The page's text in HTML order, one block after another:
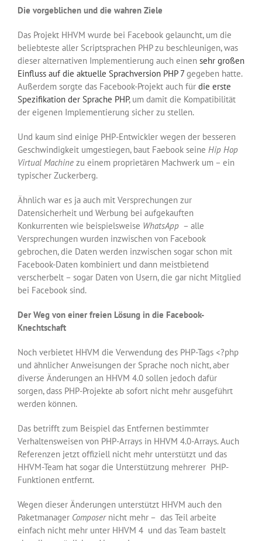
Die vorgeblichen und die wahren Ziele
Das Projekt HHVM wurde bei Facebook gelauncht, um die
beliebteste aller Scriptsprachen PHP zu beschleunigen, was
dieser alternativen Implementierung auch einen sehr großen
Einfluss auf die aktuelle Sprachversion PHP 7 gegeben hatte.
Außerdem sorgte das Facebook-Projekt auch für die erste
Spezifikation der Sprache PHP, um damit die Kompatibilität
der eigenen Implementierung sicher zu stellen.
Und kaum sind einige PHP-Entwickler wegen der besseren
Geschwindigkeit umgestiegen, baut Faebook seine Hip Hop
Virtual Machine zu einem proprietären Machwerk um – ein
typischer Zuckerberg.
Ähnlich war es ja auch mit Versprechungen zur
Datensicherheit und Werbung bei aufgekauften
Konkurrenten wie beispielsweise WhatsApp – alle
Versprechungen wurden inzwischen von Facebook
gebrochen, die Daten werden inzwischen sogar schon mit
Facebook-Daten kombiniert und dann meistbietend
verscherbelt – sogar Daten von Usern, die gar nicht Mitglied
bei Facebook sind.
Der Weg von einer freien Lösung in die Facebook-
Knechtschaft
Noch verbietet HHVM die Verwendung des PHP-Tags <?php
und ähnlicher Anweisungen der Sprache noch nicht, aber
diverse Änderungen an HHVM 4.0 sollen jedoch dafür
sorgen, dass PHP-Projekte ab sofort nicht mehr ausgeführt
werden können.
Das betrifft zum Beispiel das Entfernen bestimmter
Verhaltensweisen von PHP-Arrays in HHVM 4.0-Arrays. Auch
Referenzen jetzt offiziell nicht mehr unterstützt und das
HHVM-Team hat sogar die Unterstützung mehrerer PHP-
Funktionen entfernt.
Wegen dieser Änderungen unterstützt HHVM auch den
Paketmanager Composernicht mehr – das Teil arbeite
einfach nicht mehr unter HHVM 4 und das Team bastelt